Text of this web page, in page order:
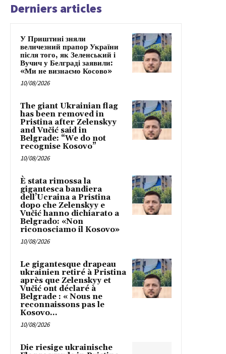
Derniers articles
У Приштині зняли
величезний прапор України
після того, як Зеленський і
Вучич у Белграді заявили:
«Ми не визнаємо Косово»
10/08/2026
The giant Ukrainian flag
has been removed in
Pristina after Zelenskyy
and Vučić said in
Belgrade: “We do not
recognise Kosovo”
10/08/2026
È stata rimossa la
gigantesca bandiera
dell’Ucraina a Pristina
dopo che Zelenskyy e
Vučić hanno dichiarato a
Belgrado: «Non
riconosciamo il Kosovo»
10/08/2026
Le gigantesque drapeau
ukrainien retiré à Pristina
après que Zelenskyy et
Vučić ont déclaré à
Belgrade : « Nous ne
reconnaissons pas le
Kosovo...
10/08/2026
Die riesige ukrainische